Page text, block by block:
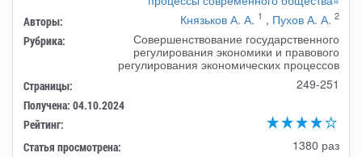
Авторы: Князьков А. А. 1 , Пухов А. А. 2
Рубрика:
Совершенствование государственного
регулирования экономики и правового
регулирования экономических процессов
Страницы: 249-251
Получена: 04.10.2024
Рейтинг:
Статья просмотрена:
1380 раз